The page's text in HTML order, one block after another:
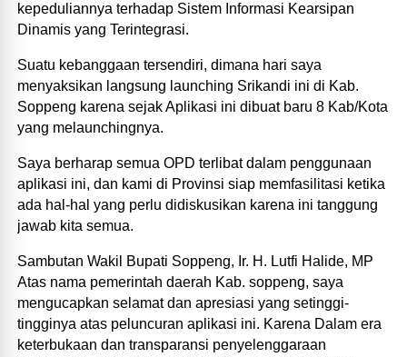
kepeduliannya terhadap Sistem Informasi Kearsipan
Dinamis yang Terintegrasi.
Suatu kebanggaan tersendiri, dimana hari saya
menyaksikan langsung launching Srikandi ini di Kab.
Soppeng karena sejak Aplikasi ini dibuat baru 8 Kab/Kota
yang melaunchingnya.
Saya berharap semua OPD terlibat dalam penggunaan
aplikasi ini, dan kami di Provinsi siap memfasilitasi ketika
ada hal-hal yang perlu didiskusikan karena ini tanggung
jawab kita semua.
Sambutan Wakil Bupati Soppeng, Ir. H. Lutfi Halide, MP
Atas nama pemerintah daerah Kab. soppeng, saya
mengucapkan selamat dan apresiasi yang setinggi-
tingginya atas peluncuran aplikasi ini. Karena Dalam era
keterbukaan dan transparansi penyelenggaraan